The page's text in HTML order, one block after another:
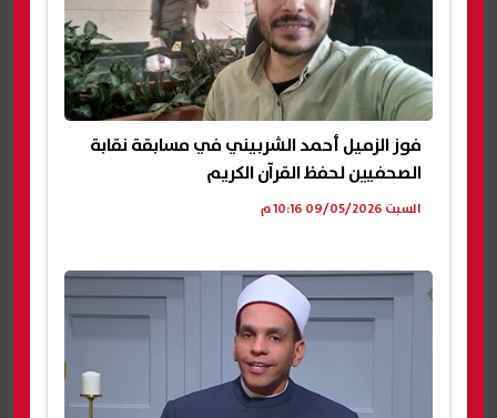
فوز الزميل أحمد الشربيني في مسابقة نقابة
الصحفيين لحفظ القرآن الكريم
السبت 09/05/2026 10:16 م